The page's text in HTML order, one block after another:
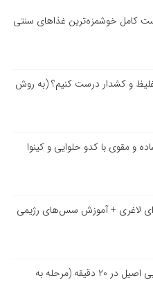
کامل خوشمزه‌ترین غذاهای سنتی
و کشدار درست کنیم؟ (به روش
و مقوی با کدو حلوایی و کینوا
لاغری + آموزش سس‌های رژیمی
طرز تهیه اسپاگتی ایتالیایی اصیل در ۲۰ دقیقه (مرحله به